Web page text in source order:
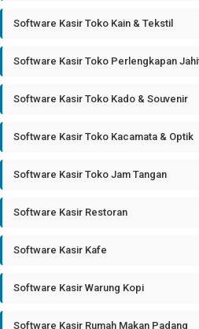
Software Kasir Toko Kain & Tekstil
Software Kasir Toko Perlengkapan
Software Kasir Toko Kado & Souvenir
Software Kasir Toko Kacamata & Optik
Software Kasir Toko Jam Tangan
Software Kasir Restoran
Software Kasir Kafe
Software Kasir Warung Kopi
Software Kasir Rumah Makan Padang